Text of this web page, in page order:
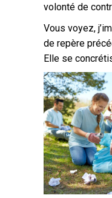
volonté de
Vous voyez,
de repère
Elle se